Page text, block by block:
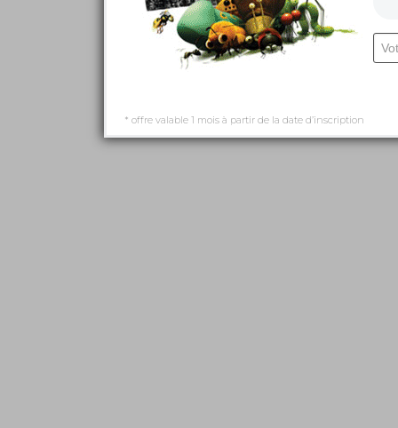
* offre valable 1 mois à partir de la date d’inscription